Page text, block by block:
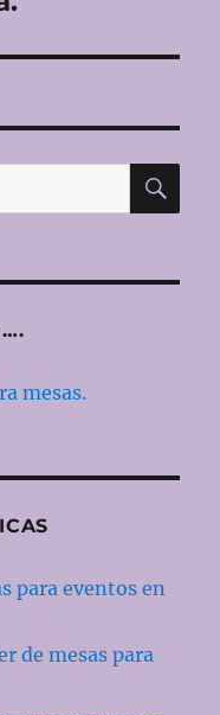
mesas.
para eventos en
de mesas para